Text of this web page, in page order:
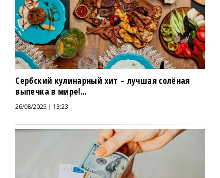
Сербский кулинарный хит – лучшая солёная
выпечка в мире!...
26/08/2025 | 13:23